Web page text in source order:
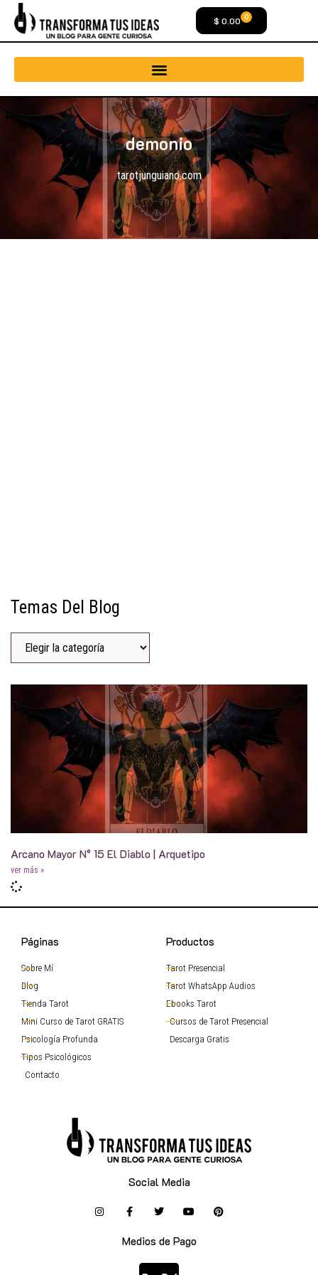
$ 0.00 0
demonio
tarotjunguiano.com
Temas Del Blog
Arcano Mayor N° 15 El Diablo | Arquetipo
ver más »
Páginas
Sobre Mí
Blog
Tienda Tarot
Mini Curso de Tarot GRATIS
Psicología Profunda
Tipos Psicológicos
Contacto
Productos
Tarot Presencial
Tarot WhatsApp Audios
Ebooks Tarot
Cursos de Tarot Presencial
Descarga Gratis
Social Media
Medios de Pago